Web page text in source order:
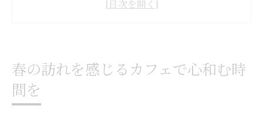
カフェ春の雰囲気を楽しむ上手な過ごし方
春の訪れを感じるカフェで心和む時
間を